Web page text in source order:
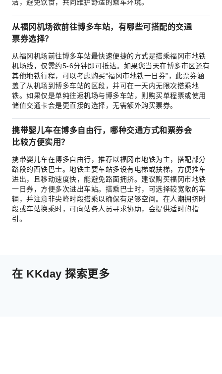
洁，避免饮食，共同维护舒适的乘车环境。
从福冈机场欲前往博多车站，有哪些可搭配的交通
票券选择？
从福冈机场前往博多车站最快速便捷的方式是搭乘福冈市地铁
机场线，仅需约5-6分钟即可抵达。如果您当天在博多市区还有
其他地铁行程，可以考虑购买“福冈市地铁一日券”，此票券涵
盖了从机场到博多车站的区段，并可在一天内无限次搭乘地
铁。如果仅是单纯往返机场与博多车站，则购买单程票或使用
储值交通卡会是更直接的选择，无需额外购买票券。
携带婴儿车在博多自由行，哪种交通方式和票券会
比较方便实用？
携带婴儿车在博多自由行，推荐以福冈市地铁为主，搭配部分
路段的西铁巴士。地铁主要车站多设有电梯或扶梯，方便推车
进出，且移动速度快，能避免路面拥挤。建议购买福冈市地铁
一日券，方便多次进出车站。搭乘巴士时，可选择较宽敞的车
辆，并注意非尖峰时段搭乘以确保有足够空间。在人潮拥挤时
段或车站换乘时，可向站务人员寻求协助，会提供适时的指
引。
在 KKday 探索更多